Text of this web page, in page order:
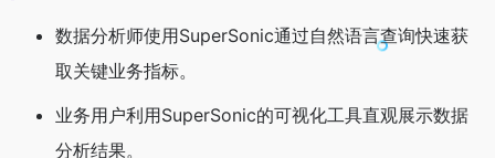
数据分析师使用SuperSonic通过自然语言查询快速获
取关键业务指标。
业务用户利用SuperSonic的可视化工具直观展示数据
分析结果。